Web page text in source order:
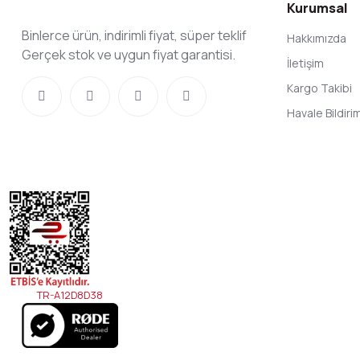
Binlerce ürün, indirimli fiyat, süper teklif
Gerçek stok ve uygun fiyat garantisi.
Kurumsal
Hakkımızda
İletişim
Kargo Takibi
Havale
TR-A12D8D38